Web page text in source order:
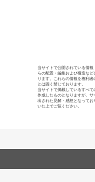
当サイトで公開されている情
らの配置・編集および構造な
ります。これらの情報を権利
とは固く禁じております。
当サイトで掲載しているすべ
作成したものとなりますが、
出された見解・感想となって
いた上でご覧ください。